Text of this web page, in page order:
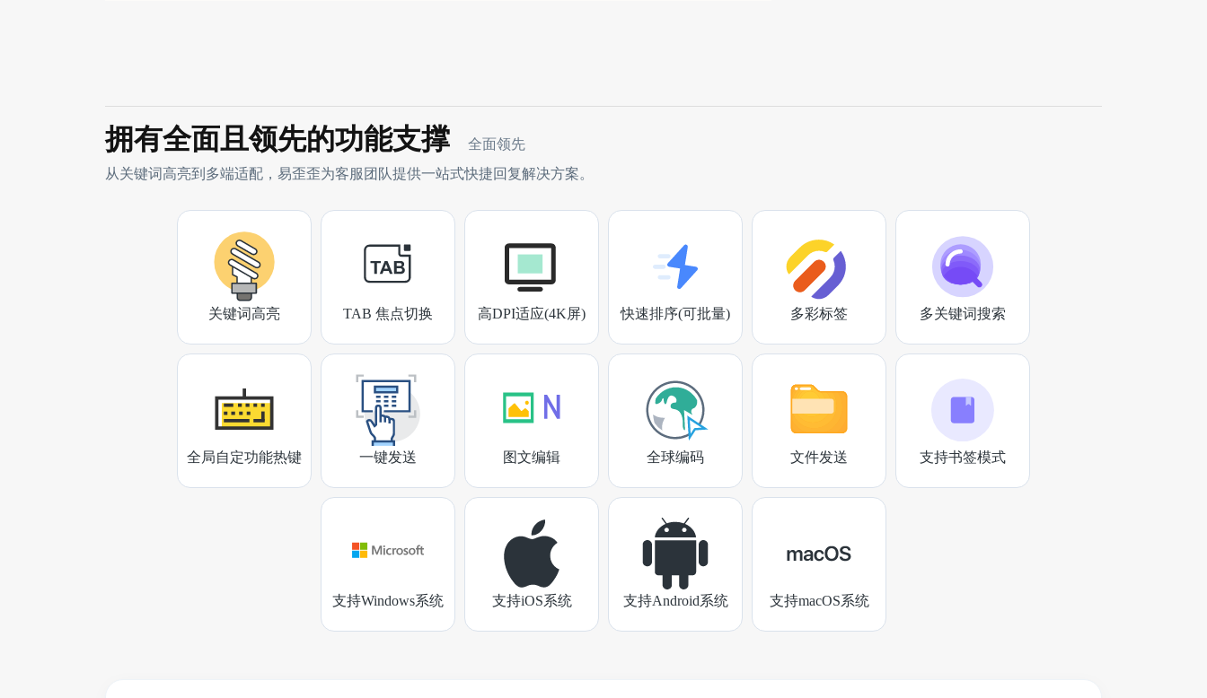
拥有全面且领先的功能支撑 全面领先
从关键词高亮到多端适配，易歪歪为客服团队提供一站式快捷回复解决方案。
关键词高亮 TAB 焦点切换 高DPI适应(4K屏) 快速排序(可批量) 多彩标签 多关键词搜索
全局自定功能热键 一键发送 图文编辑 全球编码 文件发送 支持书签模式
支持Windows系统 支持iOS系统 支持Android系统 支持macOS系统